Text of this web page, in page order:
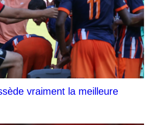
vraiment la meilleure